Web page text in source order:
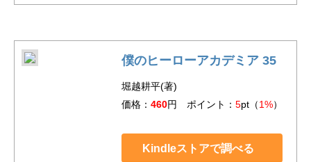
僕のヒーローアカデミア 35
堀越耕平(著)
価格： 460円 ポイント： 5pt（1%）
Kindleストアで調べる